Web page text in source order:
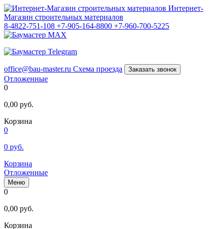
Интернет-
Магазин строительных материалов
8-4822-751-108 +7-905-164-8800 +7-960-700-5225
office@bau-master.ru Схема проезда Заказать звонок
Отложенные
0
0,00 руб.
Корзина
0
0 руб.
Корзина
Отложенные
Меню
0
0,00 руб.
Корзина